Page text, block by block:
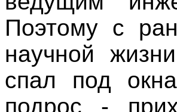
Поэтому с
научной
спал под
подрос -